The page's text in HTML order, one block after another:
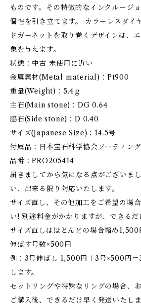
ものです。その特徴的なインクルージ
個性を引き立てます。 カラーレスダイ
ドガーネットを取り巻くデザインは、
象を与えます。
状態：中古 未使用に近い
金属素材(Metal material)：Pt900
重量(Weight)：5.4ｇ
主石(Main stone)：DG 0.64
脇石(Side stone)：D 0.40
サイズ(Japanese Size)：14.5号
付属品：日本宝石科学協会ソーティング
品番：PRO205414
届きましてから気になる点がございま
い、出来る限り対応いたします。
サイズ直し、その他加工をご希望の場
い! 別途料金がかかりますが、できるだ
サイズ直しはほとんどの場合縮め
伸ばす号数×500円
例：3号伸ばし 1,500円＋3号×500円
します。
セットリングや特殊なリングの場合、
ご購入後、できるだけ早く発送いたし